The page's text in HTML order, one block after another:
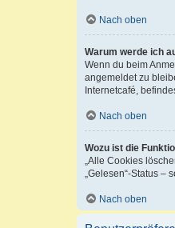
Nach oben
Warum werde ich
Wenn du beim
angemeldet zu
Internetcafé,
Nach oben
Wozu ist die
„Alle Cookies
„Gelesen“-Status –
Nach oben